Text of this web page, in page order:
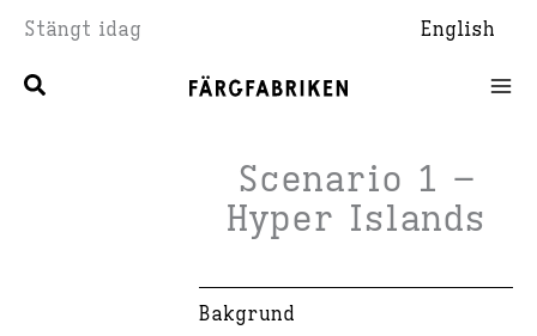
till
innehåll
Stängt idag English
Scenario 1 –
Hyper Islands
Bakgrund